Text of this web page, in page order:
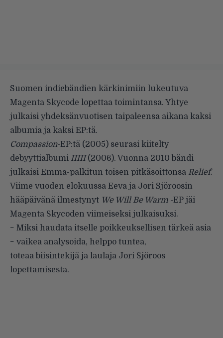
Suomen indiebändien kärkinimiin lukeutuva
Magenta Skycode lopettaa toimintansa. Yhtye
julkaisi yhdeksänvuotisen taipaleensa aikana kaksi
albumia ja kaksi EP:tä.
Compassion-EP:tä (2005) seurasi kiitelty
debyyttialbumi IIIII(2006). Vuonna 2010 bändi
julkaisi Emma-palkitun toisen pitkäsoittonsa Relief.
Viime vuoden elokuussa Eeva ja Jori Sjöroosin
hääpäivänä ilmestynyt We Will Be Warm -EP jäi
Magenta Skycoden viimeiseksi julkaisuksi.
− Miksi haudata itselle poikkeuksellisen tärkeä asia
− vaikea analysoida, helppo tuntea,
toteaa biisintekijä ja laulaja Jori Sjöroos
lopettamisesta.